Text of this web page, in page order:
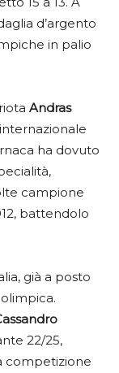
d’argento
in palio
Andras
ha dovuto
campione
battendolo
già a posto
22/25,
competizione